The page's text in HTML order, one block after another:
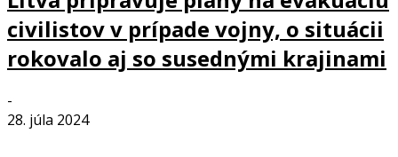
civilistov v prípade vojny, o situácii
rokovalo aj so susednými krajinami
-
28. júla 2024